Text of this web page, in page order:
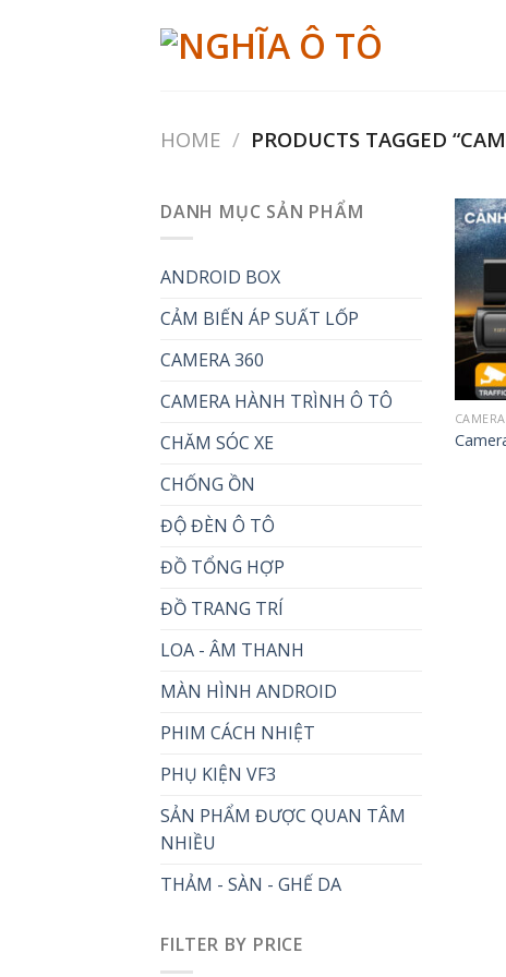
HOME / PRODUCTS TAGGED
DANH MỤC SẢN PHẨM
ANDROID BOX
CẢM BIẾN ÁP SUẤT LỐP
CAMERA 360
CAMERA HÀNH TRÌNH Ô TÔ
CHĂM SÓC XE
CHỐNG ỒN
ĐỘ ĐÈN Ô TÔ
ĐỒ TỔNG HỢP
ĐỒ TRANG TRÍ
LOA - ÂM THANH
MÀN HÌNH ANDROID
PHIM CÁCH NHIỆT
PHỤ KIỆN VF3
SẢN PHẨM ĐƯỢC QUAN TÂM
NHIỀU
THẢM - SÀN - GHẾ DA
FILTER BY PRICE